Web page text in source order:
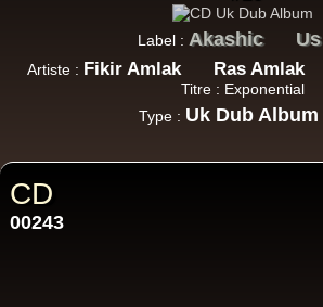
Label : Akashic Us
Artiste : Fikir Amlak Ras Amlak
Titre : Exponential
Type : Uk Dub Album
CD
00243